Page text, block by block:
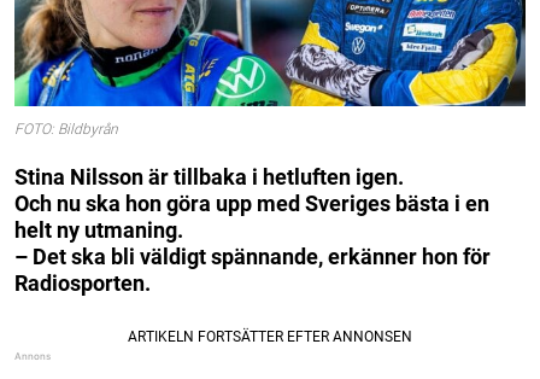
FOTO: Bildbyrån
Stina Nilsson är tillbaka i hetluften igen.
Och nu ska hon göra upp med Sveriges bästa i en
helt ny utmaning.
– Det ska bli väldigt spännande, erkänner hon för
Radiosporten.